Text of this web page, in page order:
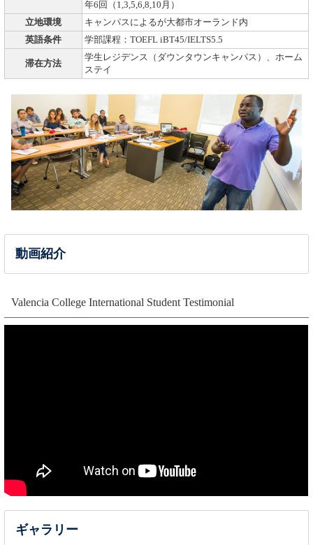
年6回（1,3,5,6,8,10月）
立地環境
キャンパスによるが大都市オーランド内
英語条件
学部課程：TOEFL iBT45/IELTS5.5
滞在方法
学生レジデンス（ダウンタウンキャンパス）、ホーム
ステイ
動画紹介
Valencia College International Student Testimonial
ギャラリー